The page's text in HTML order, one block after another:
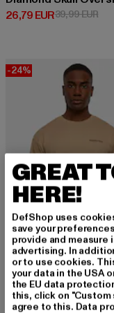
26,79 EUR
Derzeitiger Preis: 26,79
39,99 EUR
-24%
FORGOTTEN
Ghost Oversized
37,99 EUR
Derzeitiger Preis:
49,99 EUR
GREAT
HERE!
DefShop uses
save your
provide and
advertising. In
or to use cookies.
your data in the USA
the EU data
this, click on
agree to this. Data